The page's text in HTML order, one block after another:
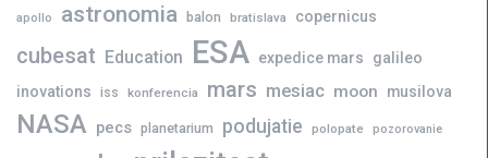
apollo astronomia balon bratislava copernicus
cubesat Education ESA expedice mars
galileo
inovations iss konferencia mars mesiac moon musilova
NASA pecs planetarium podujatie polopate pozorovanie